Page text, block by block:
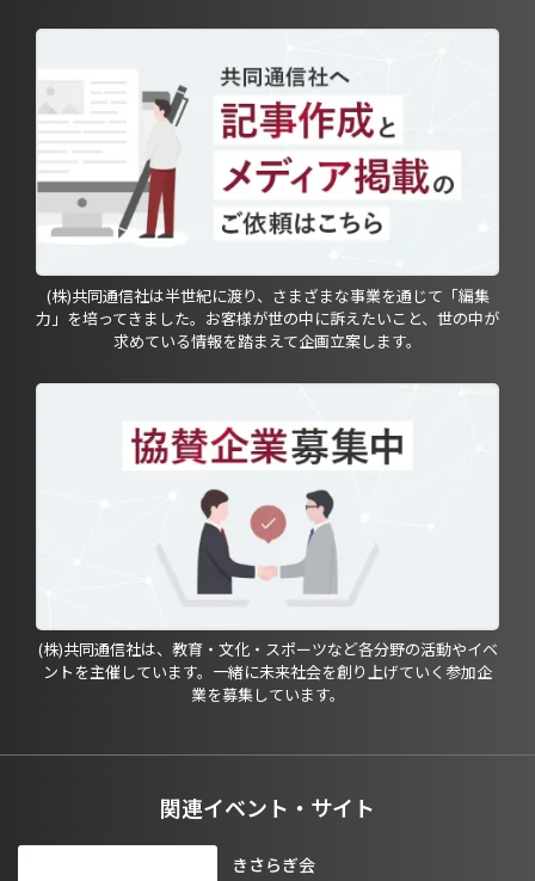
(株)共同通信社は半世紀に渡り、さまざまな事業を通じて「編集
力」を培ってきました。お客様が世の中に訴えたいこと、世の中が
求めている情報を踏まえて企画立案します。
(株)共同通信社は、教育・文化・スポーツなど各分野の活動やイベ
ントを主催しています。一緒に未来社会を創り上げていく参加企
業を募集しています。
関連イベント・サイト
きさらぎ会